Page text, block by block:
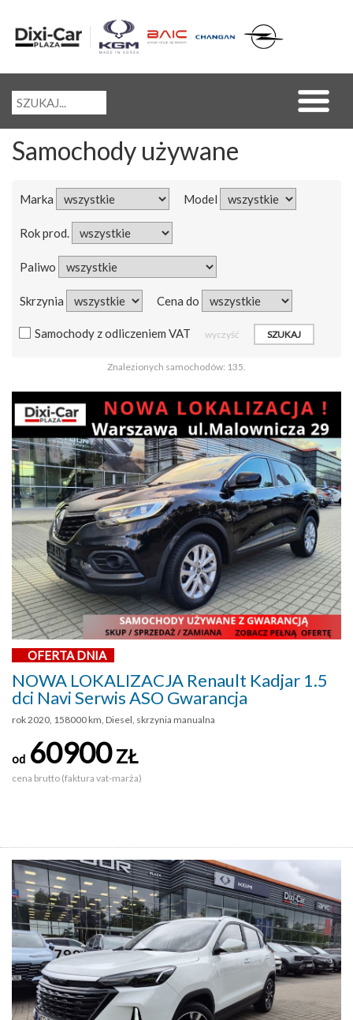
Samochody używane
Marka Model
Rok prod.
Paliwo
Skrzynia Cena do
Samochody z odliczeniem VAT wyczyść
Znalezionych samochodów: 135.
OFERTA DNIA
NOWA LOKALIZACJA Renault Kadjar 1.5
dci Navi Serwis ASO Gwarancja
rok 2020, 158000 km, Diesel, skrzynia manualna
od 60900ZŁ
cena brutto (faktura vat-marża)